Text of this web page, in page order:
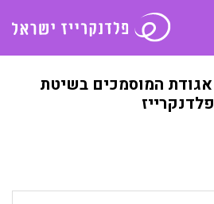
המוסמכים בשיטת
פלדנקרייז